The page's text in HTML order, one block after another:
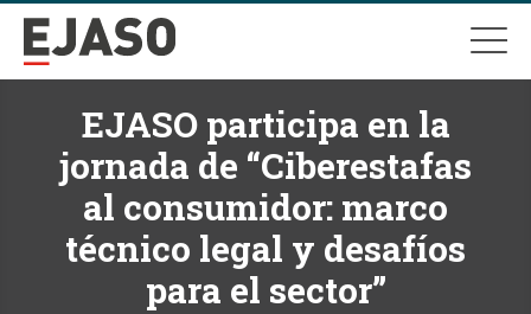
EJASO participa en la
jornada de “Ciberestafas
al consumidor: marco
técnico legal y desafíos
para el sector”